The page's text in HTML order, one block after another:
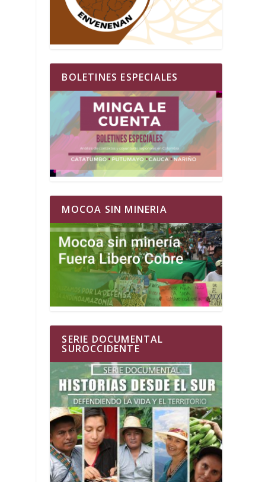
BOLETINES ESPECIALES
MOCOA SIN MINERIA
SERIE DOCUMENTAL
SUROCCIDENTE